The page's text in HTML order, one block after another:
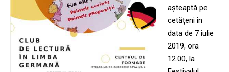
așteaptă pe
cetățeni în
data de 7 iulie
2019, ora
12.00, la